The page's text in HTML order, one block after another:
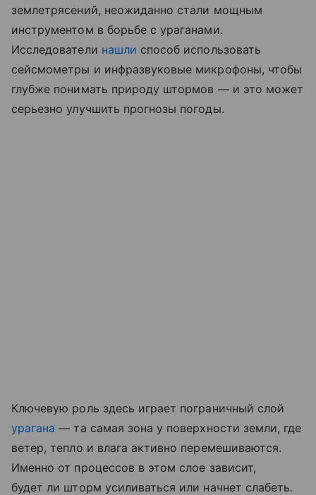
землетрясений, неожиданно стали мощным
инструментом в борьбе с ураганами.
Исследователи нашли способ использовать
сейсмометры и инфразвуковые микрофоны, чтобы
глубже понимать природу штормов — и это может
серьезно улучшить прогнозы погоды.
Ключевую роль здесь играет пограничный слой
урагана — та самая зона у поверхности земли, где
ветер, тепло и влага активно перемешиваются.
Именно от процессов в этом слое зависит,
будет ли шторм усиливаться или начнет слабеть.